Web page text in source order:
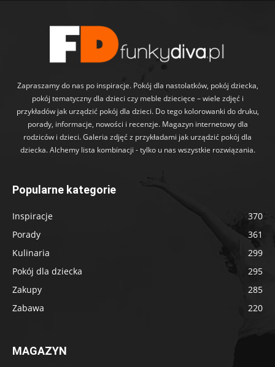
Zapraszamy do nas po inspiracje. Pokój dla nastolatków, pokój dziecka,
pokój tematyczny dla dzieci czy meble dziecięce – wiele zdjęć i
przykładów jak urządzić pokój dla dzieci. Do tego kolorowanki do druku,
porady, informacje, nowości i recenzje. Magazyn internetowy dla
rodziców i dzieci. Galeria zdjęć z przykładami jak urządzić pokój dla
dziecka. Alchemy lista kombinacji - tylko u nas wszystkie rozwiązania.
Popularne kategorie
Inspiracje
370
Porady
361
Kulinaria
299
Pokój dla dziecka
295
Zakupy
285
Zabawa
220
MAGAZYN